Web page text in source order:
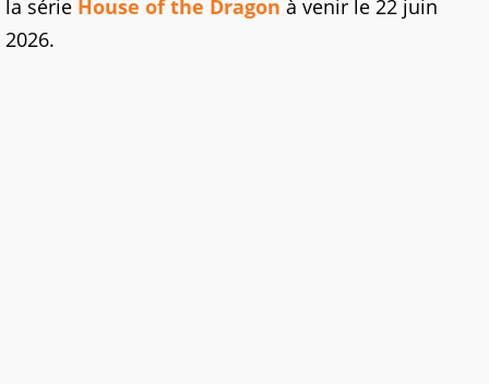
la série House of the Dragon à venir le 22 juin
2026.